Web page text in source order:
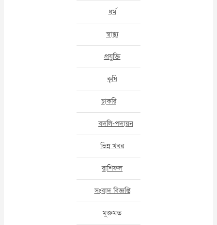
ধর্ম
স্বাস্থ্য
প্রযুক্তি
কৃষি
চাকরি
বদলি-পদায়ন
ভিন্ন খবর
রাশিফল
সংবাদ বিজ্ঞপ্তি
মুক্তমত